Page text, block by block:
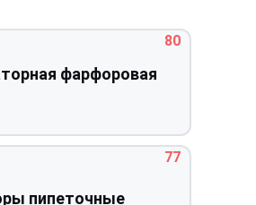
фарфоровая
80
пипеточные
77